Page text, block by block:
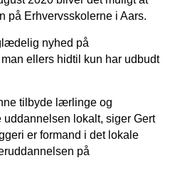
på Erhvervsskolerne i Aars.
nyhed på
ellers hidtil kun har udbudt
tilbyde lærlinge og
uddannelsen lokalt, siger Gert
er formand i det lokale
på